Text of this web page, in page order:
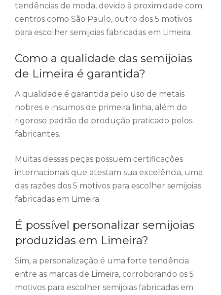
tendências de moda, devido à proximidade com
centros como São Paulo, outro dos 5 motivos
para escolher semijoias fabricadas em Limeira.
Como a qualidade das semijoias
de Limeira é garantida?
A qualidade é garantida pelo uso de metais
nobres e insumos de primeira linha, além do
rigoroso padrão de produção praticado pelos
fabricantes.
Muitas dessas peças possuem certificações
internacionais que atestam sua excelência, uma
das razões dos 5 motivos para escolher semijoias
fabricadas em Limeira.
É possível personalizar semijoias
produzidas em Limeira?
Sim, a personalização é uma forte tendência
entre as marcas de Limeira, corroborando os 5
motivos para escolher semijoias fabricadas em